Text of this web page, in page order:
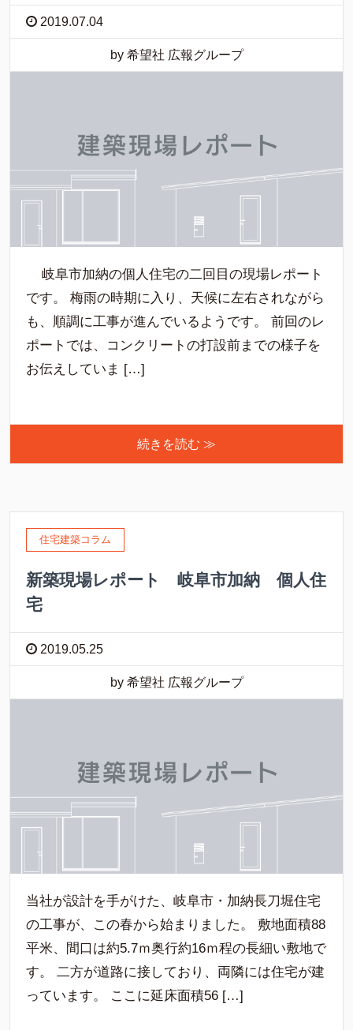
2019.07.04
by 希望社 広報グループ
岐阜市加納の個人住宅の二回目の現場レポート
です。 梅雨の時期に入り、天候に左右されながら
も、順調に工事が進んでいるようです。 前回のレ
ポートでは、コンクリートの打設前までの様子を
お伝えしていま […]
続きを読む ≫
住宅建築コラム
新築現場レポート 岐阜市加納 個人住
宅
2019.05.25
by 希望社 広報グループ
当社が設計を手がけた、岐阜市・加納長刀堀住宅
の工事が、この春から始まりました。 敷地面積88
平米、間口は約5.7ｍ奥行約16ｍ程の長細い敷地で
す。 二方が道路に接しており、両隣には住宅が建
っています。 ここに延床面積56 […]